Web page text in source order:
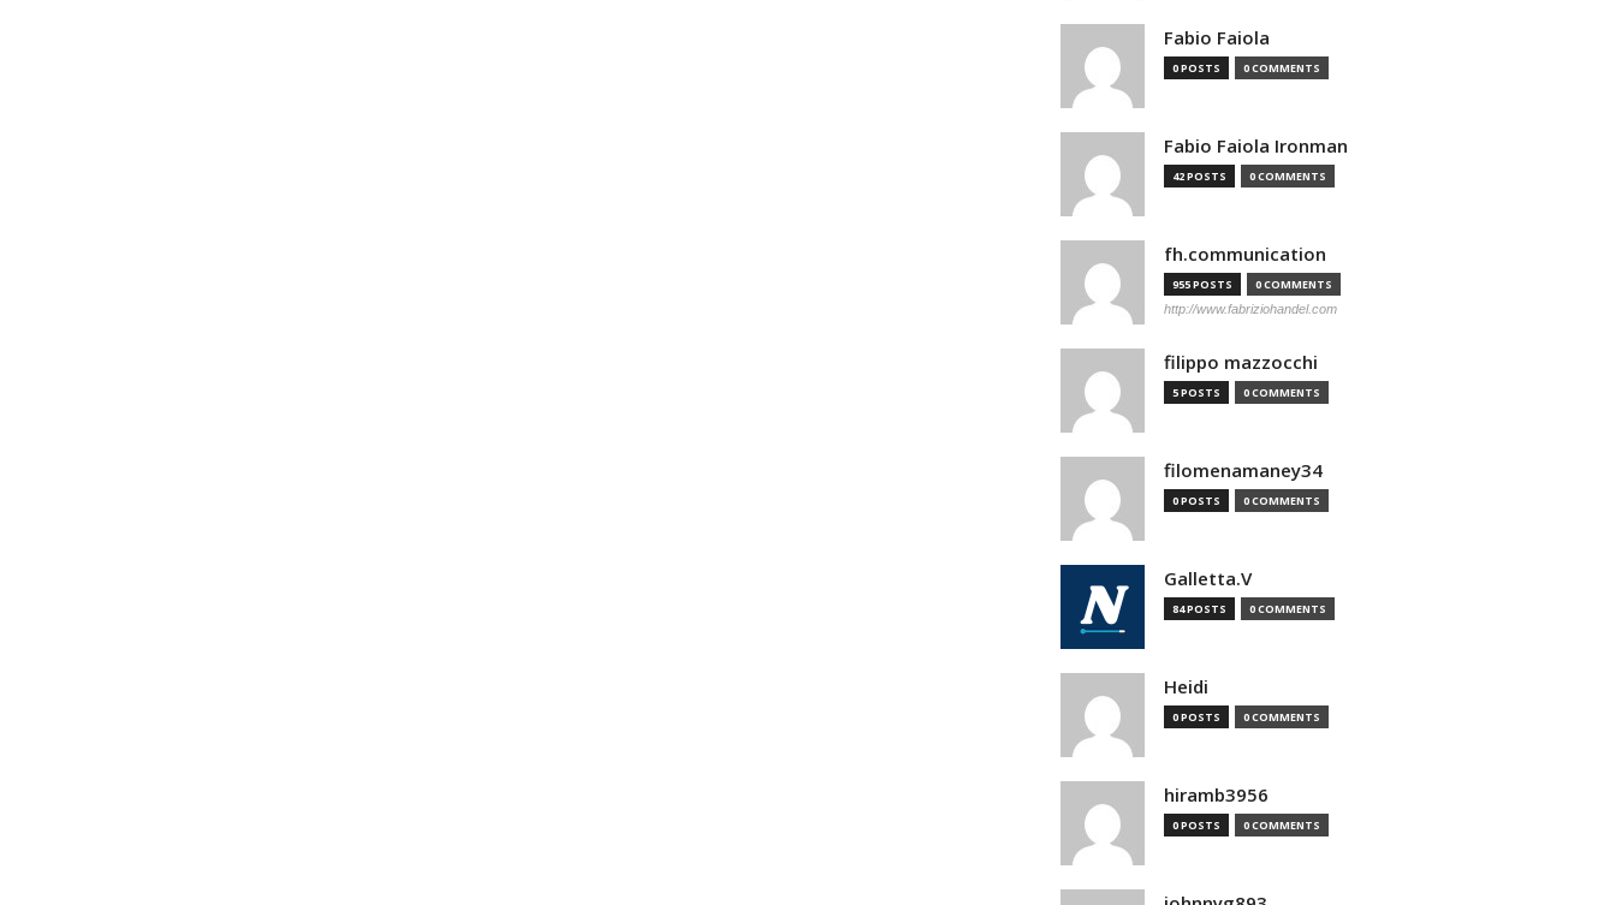
Fabio Faiola
0 POSTS 0 COMMENTS
Fabio Faiola Ironman
42 POSTS 0 COMMENTS
fh.communication
955 POSTS 0 COMMENTS
http://www.fabriziohandel.com
filippo mazzocchi
5 POSTS 0 COMMENTS
filomenamaney34
0 POSTS 0 COMMENTS
Galletta.V
84 POSTS 0 COMMENTS
Heidi
0 POSTS 0 COMMENTS
hiramb3956
0 POSTS 0 COMMENTS